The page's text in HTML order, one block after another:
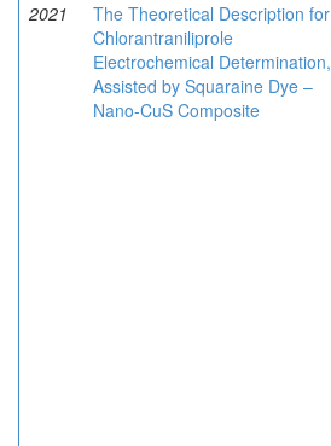
2021
The Theoretical Description for
Chlorantraniliprole
Electrochemical Determination,
Assisted by Squaraine Dye –
Nano-CuS Composite